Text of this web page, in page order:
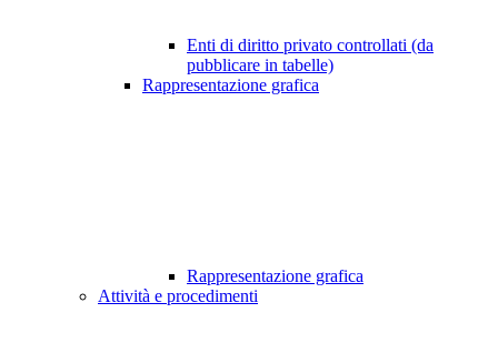
Enti di diritto privato controllati (da
pubblicare in tabelle)
Rappresentazione grafica
Rappresentazione grafica
Attività e procedimenti